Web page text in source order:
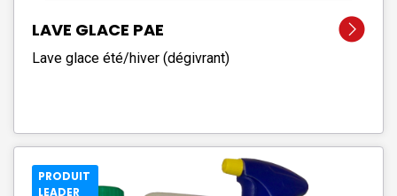
LAVE GLACE PAE
Lave glace été/hiver (dégivrant)
PRODUIT
LEADER